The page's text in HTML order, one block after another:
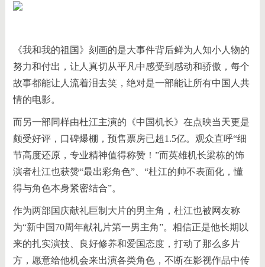
《我和我的祖国》刻画的是大事件背后鲜为人知小人物的
努力和付出，让人真切从平凡中感受到感动和骄傲，每个
故事都能让人流着泪去笑，绝对是一部能让所有中国人共
情的电影。
而另一部同样由杜江主演的《中国机长》在点映当天更是
颇受好评，口碑爆棚，预售票房已超1.5亿。观众直呼“细
节高度还原，专业精神值得称赞！”而英雄机长梁栋的饰
演者杜江也获赞“最出彩角色”、“杜江的帅不表面化，懂
得与角色本身紧密结合”。
作为两部国庆献礼巨制大片的男主角，杜江也被网友称
为“新中国70周年献礼片第一男主角”。相信正是他长期以
来的扎实演技、良好修养和爱国态度，打动了那么多片
方，愿意给他机会来出演各类角色，不断在影视作品中传